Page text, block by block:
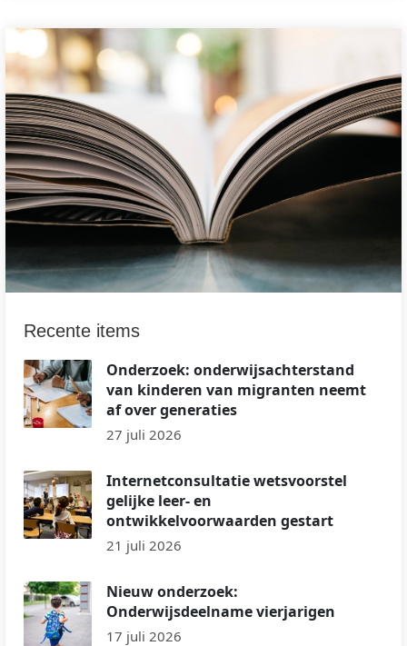
Recente items
Onderzoek: onderwijsachterstand
van kinderen van migranten neemt
af over generaties
27 juli 2026
Internetconsultatie wetsvoorstel
gelijke leer- en
ontwikkelvoorwaarden gestart
21 juli 2026
Nieuw onderzoek:
Onderwijsdeelname vierjarigen
17 juli 2026